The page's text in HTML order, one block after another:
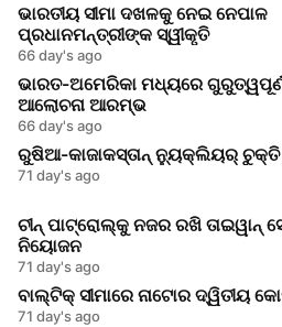
ଭାରତୀୟ ସୀମା ଦଖଳକୁ ନେଇ ନେପାଳ
ପ୍ରଧାନମନ୍ତ୍ରୀଙ୍କ ସ୍ୱୀକୃତି
66 day's ago
ଭାରତ-ଅମେରିକା ମଧ୍ୟରେ
ଆଲୋଚନା ଆରମ୍ଭ
66 day's ago
ରୁଷିଆ-କାଜାକସ୍ତାନ୍ ନ୍ୟୁକ୍ଲିୟର୍ ଚୁକ୍ତି
71 day's ago
ଚୀନ୍ ପାଟ୍ରୋଲ୍‌କୁ ନଜର ରଖି ତାଇୱାନ୍
ନିୟୋଜନ
71 day's ago
ବାଲ୍ଟିକ୍ ସୀମାରେ ନାଟୋର ଦ୍ୱିତୀୟ
71 day's ago